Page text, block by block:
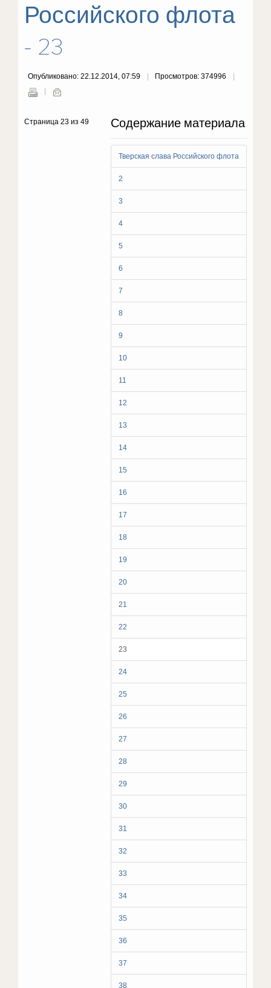
Российского флота
- 23
Опубликовано: 22.12.2014, 07:59 Просмотров: 374996
Содержание материала
Тверская слава Российского флота
2
3
4
5
6
7
8
9
10
11
12
13
14
15
16
17
18
19
20
21
22
23
24
25
26
27
28
29
30
31
32
33
34
35
36
37
38
Страница 23 из 49